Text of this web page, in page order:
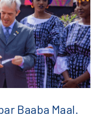
Baaba Maal.